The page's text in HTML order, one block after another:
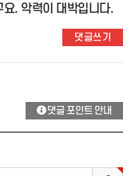
. 악력이 대박입니다.
댓글쓰기
댓글 포인트 안내